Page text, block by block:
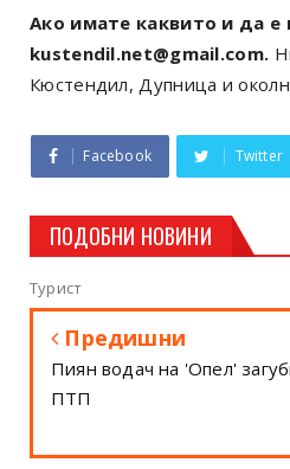
Ако имате каквито и да е
kustendil.net@gmail.com.
Кюстендил, Дупница и
Facebook Twitter
ПОДОБНИ НОВИНИ
Турист
Предишни
Пиян водач на 'Опел'
ПТП